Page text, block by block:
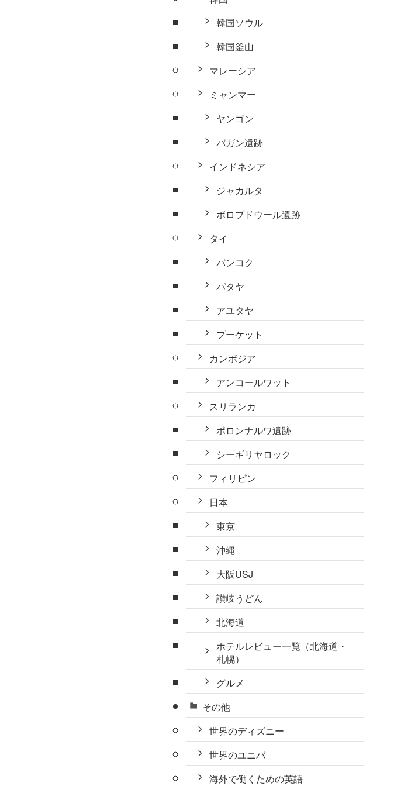
韓国ソウル
韓国釜山
マレーシア
ミャンマー
ヤンゴン
バガン遺跡
インドネシア
ジャカルタ
ボロブドウール遺跡
タイ
バンコク
パタヤ
アユタヤ
プーケット
カンボジア
アンコールワット
スリランカ
ポロンナルワ遺跡
シーギリヤロック
フィリピン
日本
東京
沖縄
大阪USJ
讃岐うどん
北海道
ホテルレビュー一覧（北海道・
札幌）
グルメ
その他
世界のディズニー
世界のユニバ
海外で働くための英語